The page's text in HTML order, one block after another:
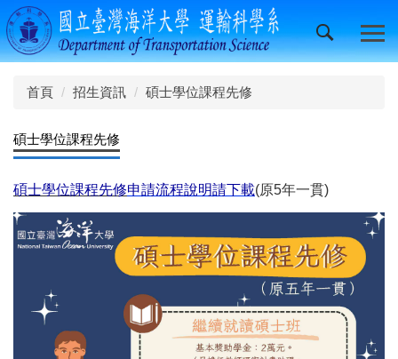
跳
到
主
區
首頁 招生資訊 碩士學位課程先修
碩士學位課程先修
碩士學位課程先修申請流程說明請下載(原5年一貫)